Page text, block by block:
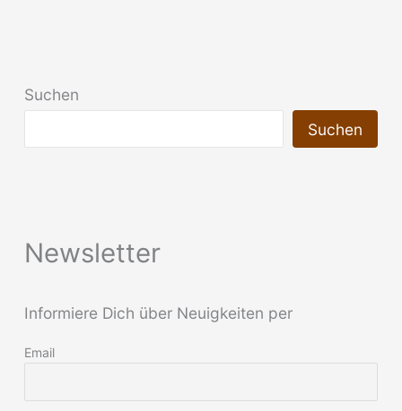
Suchen
Suchen
Newsletter
Informiere Dich über Neuigkeiten per
Email